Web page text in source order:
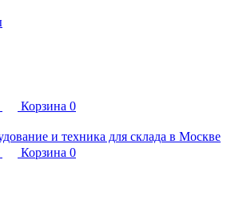
Корзина 0
Корзина 0